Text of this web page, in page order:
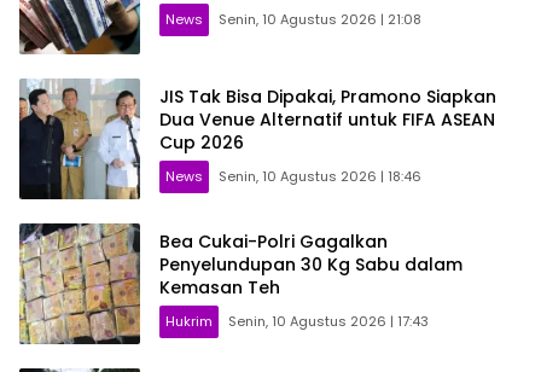
News Senin, 10 Agustus 2026 | 21:08
JIS Tak Bisa Dipakai, Pramono Siapkan
Dua Venue Alternatif untuk FIFA ASEAN
Cup 2026
News Senin, 10 Agustus 2026 | 18:46
Bea Cukai-Polri Gagalkan
Penyelundupan 30 Kg Sabu dalam
Kemasan Teh
Hukrim Senin, 10 Agustus 2026 | 17:43